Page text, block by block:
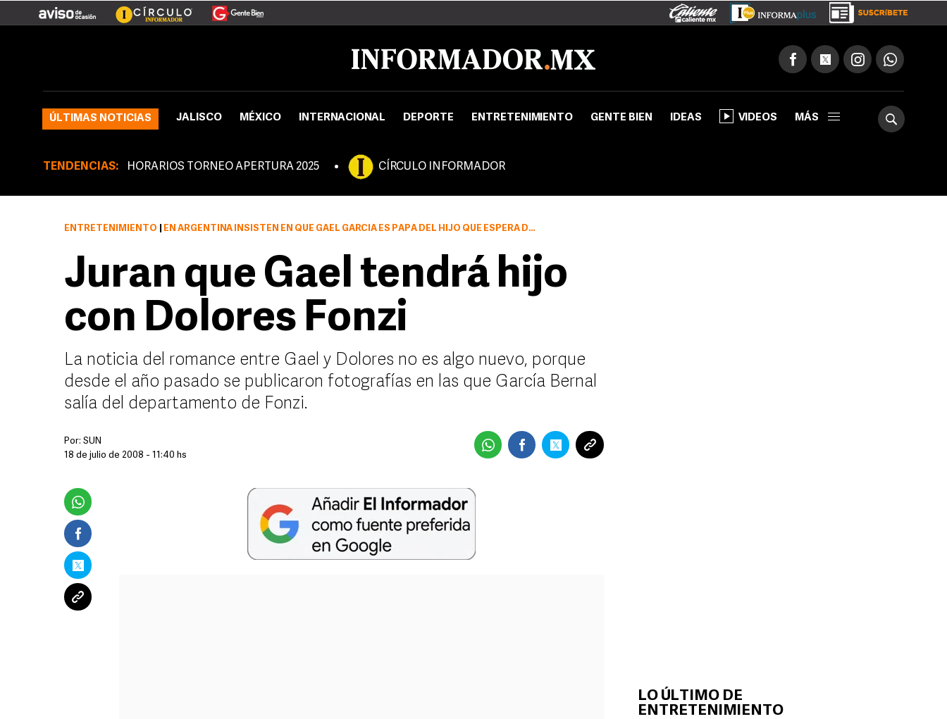
ÚLTIMAS NOTICIAS JALISCO MÉXICO INTERNACIONAL DEPORTE ENTRETENIMIENTO GENTE BIEN IDEAS VIDEOS MÁS
TENDENCIAS: HORARIOS TORNEO APERTURA 2025 CÍRCULO INFORMADOR
LO ÚLTIMO DE
ENTRETENIMIENTO
ENTRETENIMIENTO EN ARGENTINA INSISTEN EN QUE GAEL GARCÍA ES PAPÁ DEL HIJO QUE ESPERA DOLORES FONZI
Juran que Gael tendrá hijo
con Dolores Fonzi
La noticia del romance entre Gael y Dolores no es algo nuevo, porque
desde el año pasado se publicaron fotografías en las que García Bernal
salía del departamento de Fonzi.
Por: SUN
18 de julio de 2008 - 11:40 hs